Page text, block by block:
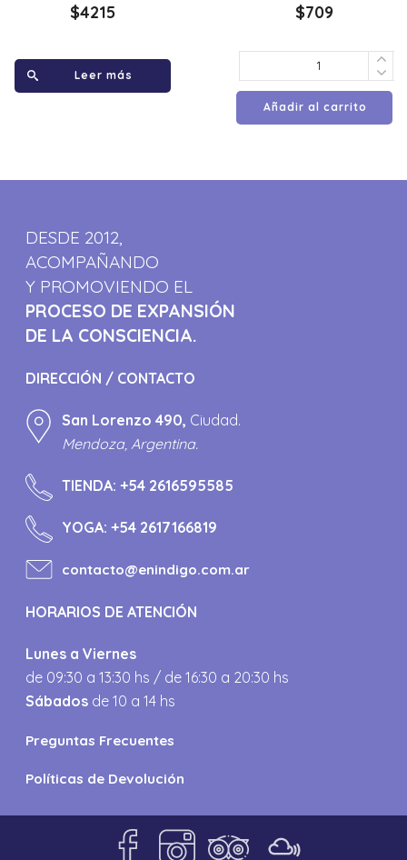
$4215
Leer más
$709
Añadir al carrito
DESDE 2012,
ACOMPAÑANDO
Y PROMOVIENDO EL
PROCESO DE EXPANSIÓN
DE LA CONSCIENCIA.
DIRECCIÓN / CONTACTO
San Lorenzo 490, Ciudad.
Mendoza, Argentina.
TIENDA:+54 2616595585
YOGA:+54 2617166819
contacto@enindigo.com.ar
HORARIOS DE ATENCIÓN
Lunes a Viernes
de 09:30 a 13:30 hs / de 16:30 a 20:30 hs
Sábados de 10 a 14 hs
Preguntas Frecuentes
Políticas de Devolución